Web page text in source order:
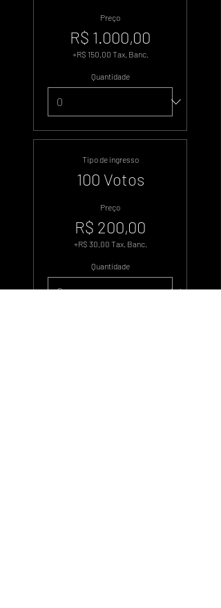
Preço
R$ 1.000,00
+R$ 150,00 Tax. Banc.
Quantidade
Tipo de ingresso
100 Votos
Preço
R$ 200,00
+R$ 30,00 Tax. Banc.
Quantidade